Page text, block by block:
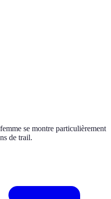
se montre particulièrement
de trail.